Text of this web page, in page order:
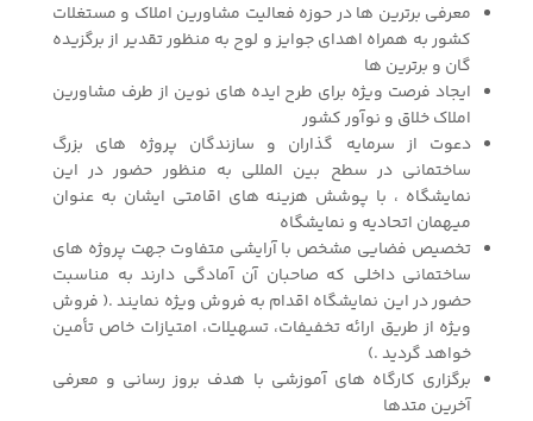
معرفی برترین ها در حوزه فعالیت مشاورین املاک و مستغلات
کشور به همراه اهدای جوایز و لوح به منظور تقدیر از برگزیده
گان و برترین ها
ایجاد فرصت ویژه برای طرح ایده های نوین از طرف مشاورین
املاک خلاق و نوآور کشور
دعوت از سرمایه گذاران و سازندگان پروژه های بزرگ
ساختمانی در سطح بین المللی به منظور حضور در این
نمایشگاه ، با پوشش هزینه های اقامتی ایشان به عنوان
میهمان اتحادیه و نمایشگاه
تخصیص فضایی مشخص با آرایشی متفاوت جهت پروژه های
ساختمانی داخلی که صاحبان آن آمادگی دارند به مناسبت
حضور در این نمایشگاه اقدام به فروش ویژه نمایند .( فروش
ویژه از طریق ارائه تخفیفات، تسهیلات، امتیازات خاص تأمین
خواهد گردید .)
برگزاری کارگاه های آموزشی با هدف بروز رسانی و معرفی
آخرین متدها